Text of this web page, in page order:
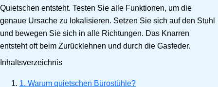
Quietschen entsteht. Testen Sie alle Funktionen, um die
genaue Ursache zu lokalisieren. Setzen Sie sich auf den Stuhl
und bewegen Sie sich in alle Richtungen. Das Knarren
entsteht oft beim Zurücklehnen und durch die Gasfeder.
Inhaltsverzeichnis
1. Warum quietschen Bürostühle?